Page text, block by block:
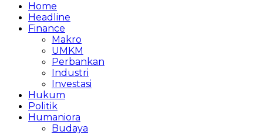
Home
Headline
Finance
Makro
UMKM
Perbankan
Industri
Investasi
Hukum
Politik
Humaniora
Budaya